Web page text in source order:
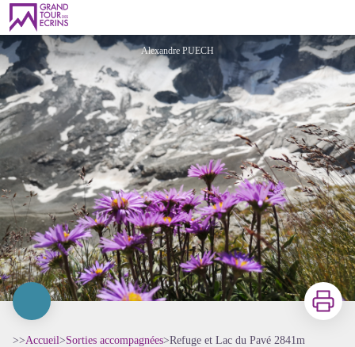
Refuge et Lac du Pavé 2841m
Alexandre PUECH
Imprimer
>>Accueil>Sorties accompagnées>Refuge et Lac du Pavé 2841m